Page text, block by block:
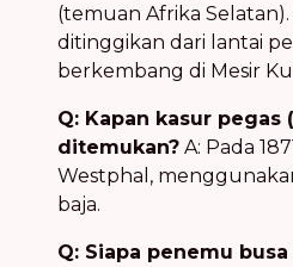
(temuan Afrika Selatan).
ditinggikan dari lantai
berkembang di Mesir
Q: Kapan kasur pegas
ditemukan? A: Pada
Westphal,
baja.
Q: Siapa penemu